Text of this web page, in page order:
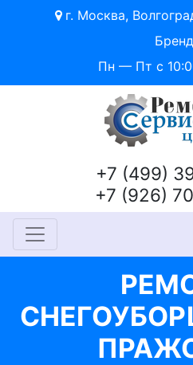
г. Москва,
Пн — Пт с
+7 (499)
+7 (926)